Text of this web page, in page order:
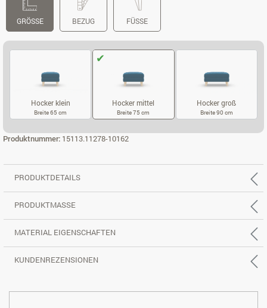
GRÖSSE BEZUG FÜSSE
Hocker klein
Breite 65 cm
Hocker mittel
Breite 75 cm
Hocker groß
Breite 90 cm
Produktnummer: 15113.11278-10162
PRODUKTDETAILS
PRODUKTMASSE
MATERIAL EIGENSCHAFTEN
KUNDENREZENSIONEN